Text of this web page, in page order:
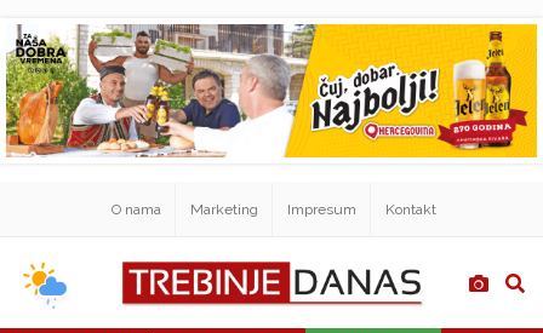
O nama Marketing Impresum Kontakt